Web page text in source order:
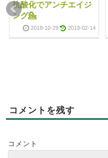
抗酸化でアンチエイジ
ング💁
2018-10-29 2019-02-14
コメントを残す
コメント